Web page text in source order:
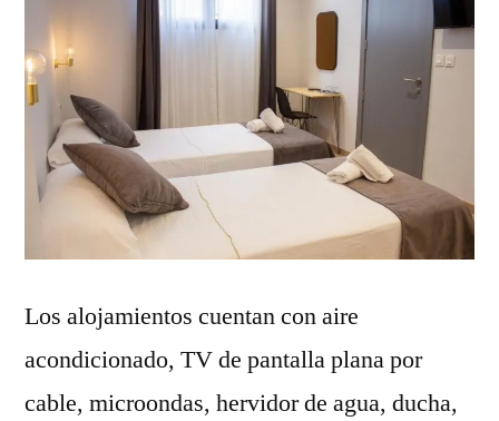
Los alojamientos cuentan con aire
acondicionado, TV de pantalla plana por
cable, microondas, hervidor de agua, ducha,